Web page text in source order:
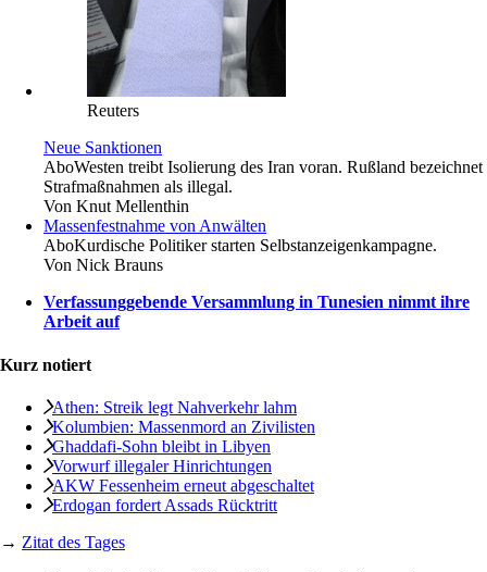
Reuters
Neue Sanktionen
AboWesten treibt Isolierung des Iran voran. Rußland bezeichnet
Strafmaßnahmen als illegal.
Von Knut Mellenthin
Massenfestnahme von Anwälten
AboKurdische Politiker starten Selbstanzeigenkampagne.
Von Nick Brauns
Verfassunggebende Versammlung in Tunesien nimmt ihre
Arbeit auf
Kurz notiert
Athen: Streik legt ­Nahverkehr lahm
Kolumbien: Massenmord an Zivilisten
Ghaddafi-Sohn bleibt in Libyen
Vorwurf illegaler ­Hinrichtungen
AKW Fessenheim ­erneut abgeschaltet
Erdogan fordert ­Assads Rücktritt
→ Zitat des Tages